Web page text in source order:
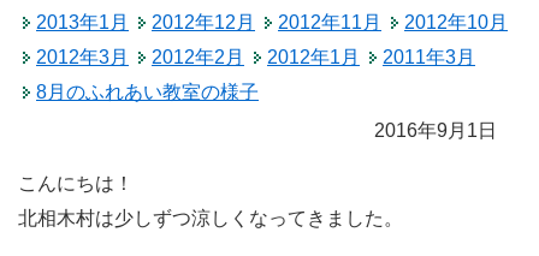
2013年1月
2012年12月 2012年11月
2012年10月
2012年3月
2012年2月 2012年1月
2011年3月
8月のふれあい教室の様子
2016年9月1日
こんにちは！
北相木村は少しずつ涼しくなってきました。